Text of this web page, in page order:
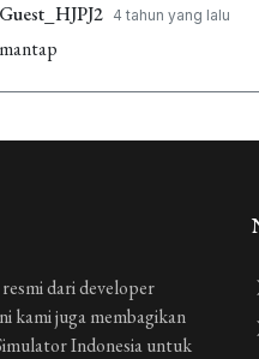
Guest_HJPJ2 4 tahun yang lalu
mantap
mantap
Guest_F6BRO 4 tahun yang lalu
bagus.bangey
dari developer
kami juga membagikan
Indonesia untuk